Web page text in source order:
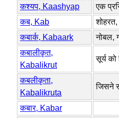
कश्यप, Kaashyap
एक
कब, Kab
कबार्क, Kabaark
नोबल,
कबालीकृत,
Kabalikrut
सूर्य को
कबलीकृता,
Kabalikruta
जिसने
कबार, Kabar